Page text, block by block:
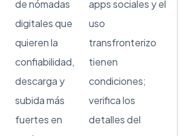
de nómadas
digitales que
quieren la
confiabilidad,
descarga y
subida más
fuertes en
apps sociales y el
uso
transfronterizo
tienen
condiciones;
verifica los
detalles del